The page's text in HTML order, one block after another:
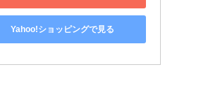
Yahoo!ショッピングで見る